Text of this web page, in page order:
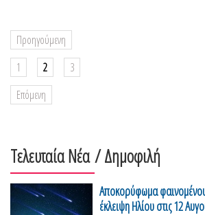
Προηγούμενη
1
2
3
Επόμενη
Τελευταία Νέα / Δημοφιλή
Αποκορύφωμα
έκλειψη Ηλίου στις 12